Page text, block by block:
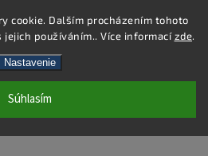
cookie. Dalším procházením tohoto
používáním.. Více informacízde.
Nastavenie
Súhlasím
Hľadať
TUNEL - ZELENÁ -